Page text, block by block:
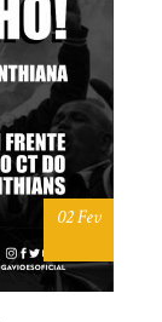
02 Fev